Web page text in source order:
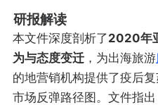
研报解读
本文件深度剖析了2020年
为与态度变迁，为出海旅游
的地营销机构提供了疫后
市场反弹路径图。文件指